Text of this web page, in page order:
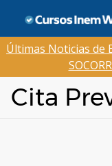
contenido
Últimas Noticias de
Cita